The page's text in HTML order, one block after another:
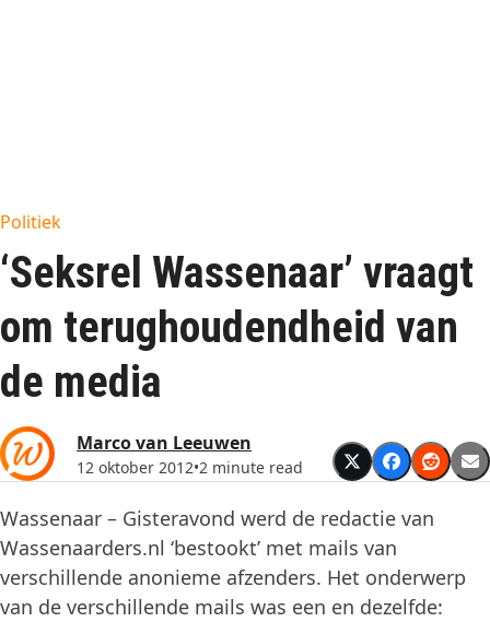
Politiek
‘Seksrel Wassenaar’ vraagt
om terughoudendheid van
de media
Marco van Leeuwen
12 oktober 2012•2 minute read
Wassenaar – Gisteravond werd de redactie van
Wassenaarders.nl ‘bestookt’ met mails van
verschillende anonieme afzenders. Het onderwerp
van de verschillende mails was een en dezelfde: